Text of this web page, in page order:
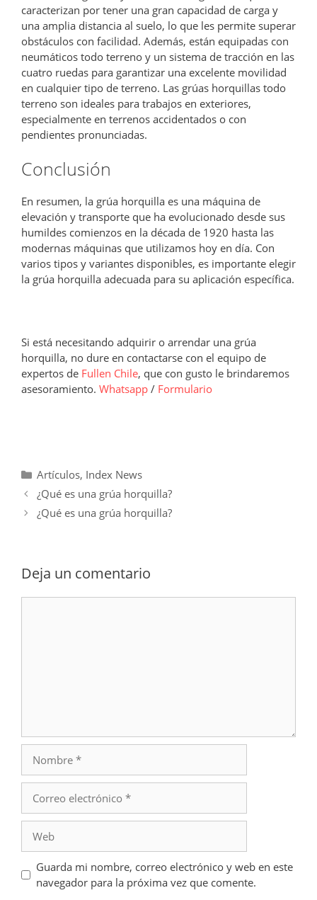
caracterizan por tener una gran capacidad de carga y
una amplia distancia al suelo, lo que les permite superar
obstáculos con facilidad. Además, están equipadas con
neumáticos todo terreno y un sistema de tracción en las
cuatro ruedas para garantizar una excelente movilidad
en cualquier tipo de terreno. Las grúas horquillas todo
terreno son ideales para trabajos en exteriores,
especialmente en terrenos accidentados o con
pendientes pronunciadas.
Conclusión
En resumen, la grúa horquilla es una máquina de
elevación y transporte que ha evolucionado desde sus
humildes comienzos en la década de 1920 hasta las
modernas máquinas que utilizamos hoy en día. Con
varios tipos y variantes disponibles, es importante elegir
la grúa horquilla adecuada para su aplicación específica.
Si está necesitando adquirir o arrendar una grúa
horquilla, no dure en contactarse con el equipo de
expertos de Fullen Chile, que con gusto le brindaremos
asesoramiento. Whatsapp / Formulario
Categorías
Artículos, Index News
¿Qué es una grúa horquilla?
¿Qué es una grúa horquilla?
Deja un comentario
electrónico
Guarda mi nombre, correo electrónico y web en este
navegador para la próxima vez que comente.